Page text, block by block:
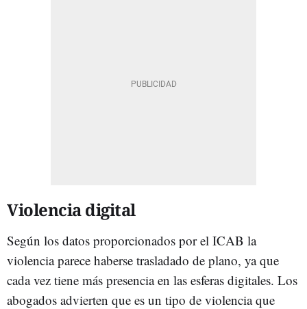
Violencia digital
Según los datos proporcionados por el ICAB la
violencia parece haberse trasladado de plano, ya que
cada vez tiene más presencia en las esferas digitales. Los
abogados advierten que es un tipo de violencia que